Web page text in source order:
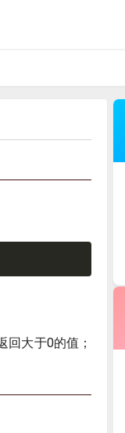
大于0的值；